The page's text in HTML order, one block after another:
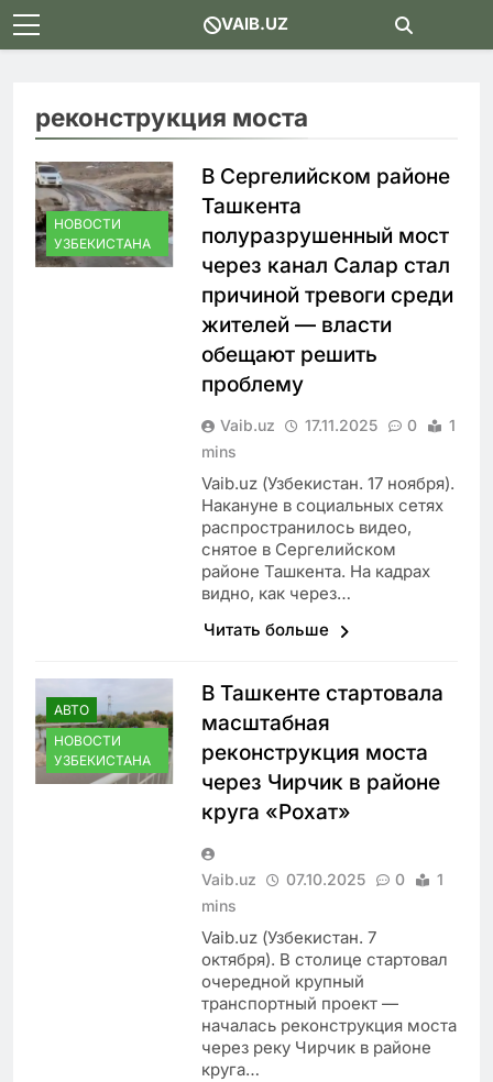
Skip
to
VAIB.UZ
реконструкция моста
НОВОСТИ
УЗБЕКИСТАНА
В Сергелийском районе
Ташкента
полуразрушенный мост
через канал Салар стал
причиной тревоги среди
жителей — власти
обещают решить
проблему
Vaib.uz 17.11.2025 0
1
mins
Vaib.uz (Узбекистан. 17 ноября).
Накануне в социальных сетях
распространилось видео,
снятое в Сергелийском
районе Ташкента. На кадрах
видно, как через…
Читать больше
АВТО
НОВОСТИ
УЗБЕКИСТАНА
В Ташкенте стартовала
масштабная
реконструкция моста
через Чирчик в районе
круга «Рохат»
Vaib.uz 07.10.2025 0
1
mins
Vaib.uz (Узбекистан. 7
октября). В столице стартовал
очередной крупный
транспортный проект —
началась реконструкция моста
через реку Чирчик в районе
круга…